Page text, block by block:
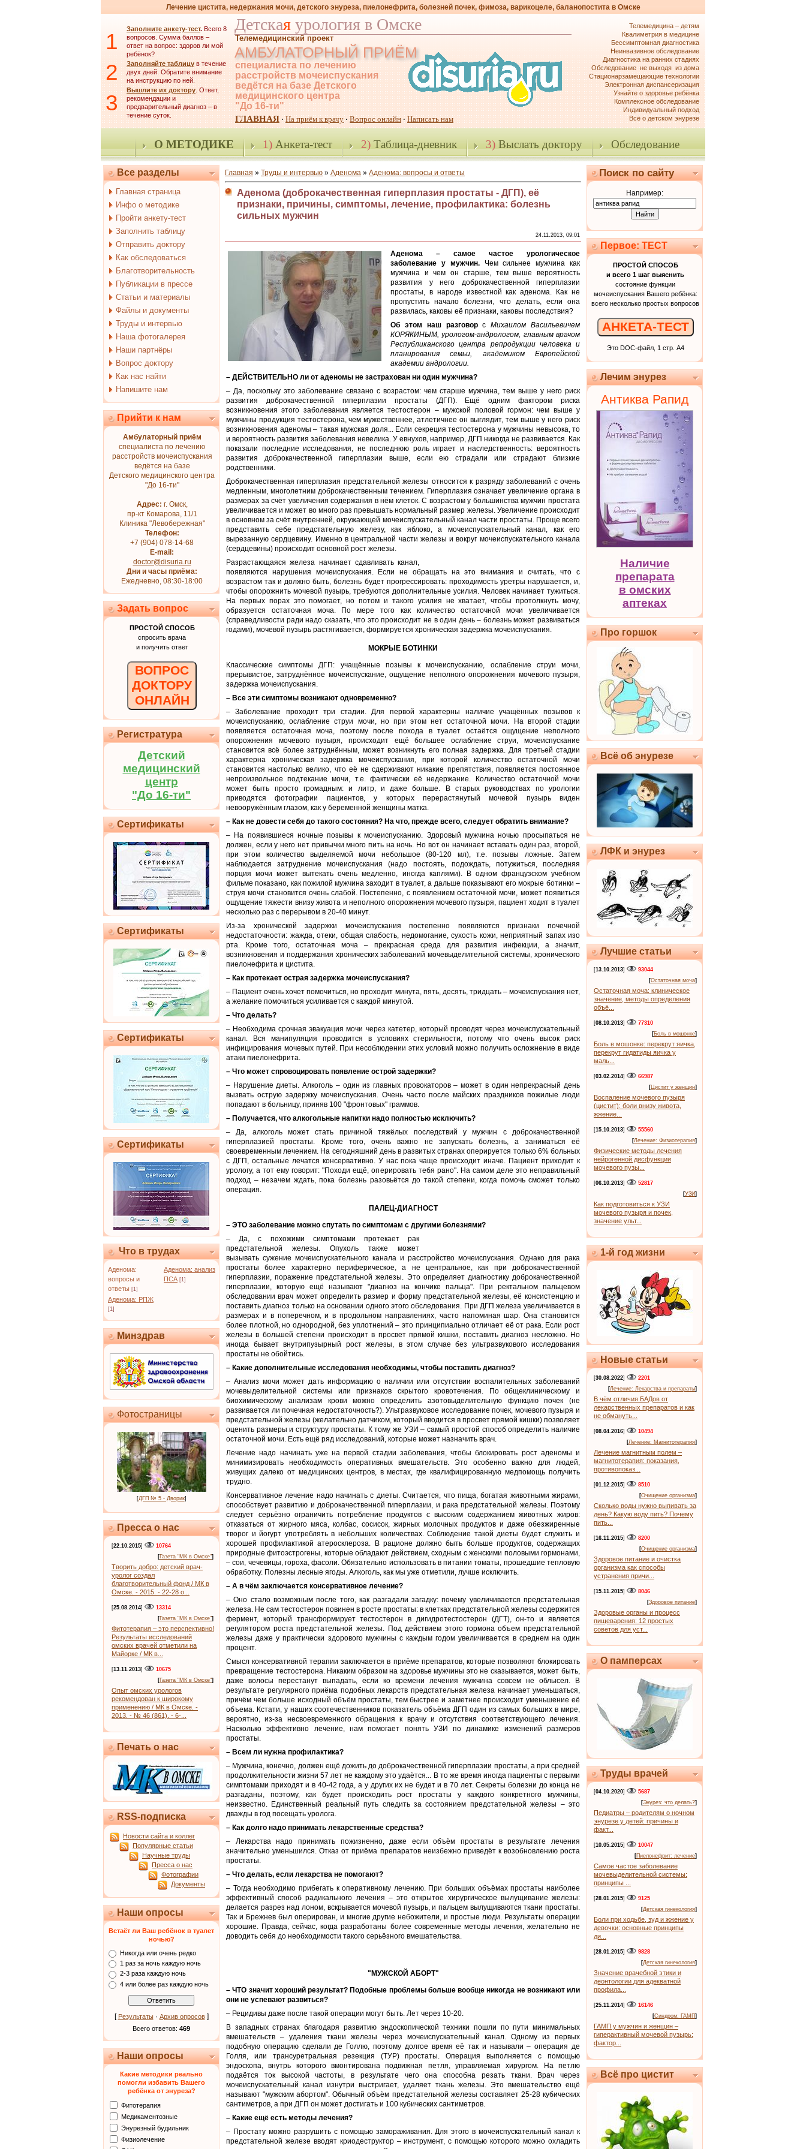
Лечение цистита, недержания мочи, детского энуреза, пиелонефрита, болезней почек, фимоза, варикоцеле, баланопостита в Омске
1 Заполните анкету-тест. Всего 8
вопросов. Сумма баллов –
ответ на вопрос: здоров ли мой
ребёнок?
2 Заполняйте таблицу в течение
двух дней. Обратите внимание
на инструкцию по ней.
3 Вышлите их доктору. Ответ,
рекомендации и
предварительный диагноз – в
течение суток.
Детская урология в Омске
Телемедицинский проект
АМБУЛАТОРНЫЙ ПРИЁМ
специалиста по лечению
расстройств мочеиспускания
ведётся на базе Детского
медицинского центра
"До 16-ти"
ГЛАВНАЯ · На приём к врачу · Вопрос онлайн · Написать нам
Телемедицина – детям
Квалиметрия в медицине
Бессимптомная диагностика
Неинвазивное обследование
Диагностика на ранних стадиях
Обследование не выходя из дома
Стационарзамещающие технологии
Электронная диспансеризация
Узнайте о здоровье ребёнка
Комплексное обследование
Индивидуальный подход
Всё о детском энурезе
О МЕТОДИКЕ 1)Анкета-тест 2)Таблица-дневник 3)Выслать доктору Обследование
Все разделы
Главная страница
Инфо о методике
Пройти анкету-тест
Заполнить таблицу
Отправить доктору
Как обследоваться
Благотворительность
Публикации в прессе
Статьи и материалы
Файлы и документы
Труды и интервью
Наша фотогалерея
Наши партнёры
Вопрос доктору
Как нас найти
Напишите нам
Прийти к нам
Амбулаторный приём
специалиста по лечению
расстройств мочеиспускания
ведётся на базе
Детского медицинского центра
"До 16-ти"
Адрес: г. Омск,
пр-кт Комарова, 11/1
Клиника "Левобережная"
Телефон:
+7 (904) 078-14-68
E-mail:
doctor@disuria.ru
Дни и часы приёма:
Ежедневно, 08:30-18:00
Задать вопрос
ПРОСТОЙ СПОСОБ
спросить врача
и получить ответ
ВОПРОС
ДОКТОРУ
ОНЛАЙН
Регистратура
Детский
медицинский
центр
"До 16-ти"
Сертификаты
Сертификаты
Сертификаты
Сертификаты
Что в трудах
Аденома:
вопросы и
ответы [1]
Аденома: анализ
ПСА [1]
Аденома: РПЖ
[1]
Минздрав
Фотостраницы
[ДГП № 5 - Дворик]
Пресса о нас
[22.10.2015]
10764
[Газета "МК в Омске"]
Творить добро: детский врач-
уролог создал
благотворительный фонд / МК в
Омске. - 2015. - 22-28 о...
[25.08.2014]
13314
[Газета "МК в Омске"]
Фитотерапия – это перспективно!
Результаты исследований
омских врачей отметили на
Майорке / МК в...
[13.11.2013]
10675
[Газета "МК в Омске"]
Опыт омских урологов
рекомендован к широкому
применению / МК в Омске. -
2013. - № 46 (861). - 6-...
Печать о нас
RSS-подписка
Новости сайта и коллег
Популярные статьи
Научные труды
Пресса о нас
Фотографии
Документы
Наши опросы
Встаёт ли Ваш ребёнок в туалет
ночью?
Никогда или очень редко
1 раз за ночь каждую ночь
2-3 раза каждую ночь
4 или более раз каждую ночь
[ Результаты· Архив опросов]
Всего ответов: 469
Наши опросы
Какие методики реально
помогли избавить Вашего
ребёнка от энуреза?
Фитотерапия
Медикаментозные
Энурезный будильник
Физиолечение
Главная » Труды и интервью » Аденома » Аденома: вопросы и ответы
Аденома (доброкачественная гиперплазия простаты - ДГП), её
признаки, причины, симптомы, лечение, профилактика: болезнь
сильных мужчин
24.11.2013, 09:01
Аденома – самое частое урологическое
заболевание у мужчин.Чем сильнее мужчина как
мужчина и чем он старше, тем выше вероятность
развития у него доброкачественной гиперплазии
простаты, в народе известной как аденома. Как не
пропустить начало болезни, что делать, если она
развилась, каковы её признаки, каковы последствия?
Об этом наш разговорсМихаилом Васильевичем
КОРЯКИНЫМ, урологом-андрологом, главным врачом
Республиканского центра репродукции человека и
планирования семьи, академиком Европейской
академии андрологии.
– ДЕЙСТВИТЕЛЬНО ли от аденомы не застрахован ни один мужчина?
– Да, поскольку это заболевание связано с возрастом: чем старше мужчина, тем выше у него риск
развития доброкачественной гиперплазии простаты (ДГП). Ещё одним фактором риска
возникновения этого заболевания является тестостерон – мужской половой гормон: чем выше у
мужчины продукция тестостерона, чем мужественнее, атлетичнее он выглядит, тем выше у него риск
возникновения аденомы – такая мужская доля... Если секреция тестостерона у мужчины невысока, то
и вероятность развития заболевания невелика. У евнухов, например, ДГП никогда не развивается. Как
показали последние исследования, не последнюю роль играет и наследственность: вероятность
развития доброкачественной гиперплазии выше, если ею страдали или страдают близкие
родственники.
Доброкачественная гиперплазия предстательной железы относится к разряду заболеваний с очень
медленным, многолетним доброкачественным течением. Гиперплазия означает увеличение органа в
размерах за счёт увеличения содержания в нём клеток. С возрастом у большинства мужчин простата
увеличивается и может во много раз превышать нормальный размер железы. Увеличение происходит
в основном за счёт внутренней, окружающей мочеиспускательный канал части простаты. Проще всего
представить себе предстательную железу, как яблоко, а мочеиспускательный канал, как его
вырезанную сердцевину. Именно в центральной части железы и вокруг мочеиспускательного канала
(сердцевины) происходит основной рост железы.
Разрастающаяся железа начинает сдавливать канал,
появляются нарушения мочеиспускания. Если не обращать на это внимания и считать, что с
возрастом так и должно быть, болезнь будет прогрессировать: проходимость уретры нарушается, и,
чтобы опорожнить мочевой пузырь, требуются дополнительные усилия. Человек начинает тужиться.
На первых порах это помогает, но потом и такого усилия не хватает, чтобы протолкнуть мочу,
образуется остаточная моча. По мере того как количество остаточной мочи увеличивается
(справедливости ради надо сказать, что это происходит не в один день – болезнь может развиваться
годами), мочевой пузырь растягивается, формируется хроническая задержка мочеиспускания.
МОКРЫЕ БОТИНКИ
Классические симптомы ДГП: учащённые позывы к мочеиспусканию, ослабление струи мочи,
прерывистое, затруднённое мочеиспускание, ощущение неполного опорожнения мочевого пузыря,
задержка мочеиспускания.
– Все эти симптомы возникают одновременно?
– Заболевание проходит три стадии. Для первой характерны наличие учащённых позывов к
мочеиспусканию, ослабление струи мочи, но при этом нет остаточной мочи. На второй стадии
появляется остаточная моча, поэтому после похода в туалет остаётся ощущение неполного
опорожнения мочевого пузыря, происходит ещё большее ослабление струи, мочеиспускание
становится всё более затруднённым, может возникнуть его полная задержка. Для третьей стадии
характерна хроническая задержка мочеиспускания, при которой количество остаточной мочи
становится настолько велико, что её не сдерживают никакие препятствия, появляется постоянное
непроизвольное подтекание мочи, т.е. фактически её недержание. Количество остаточной мочи
может быть просто громадным: и литр, и даже больше. В старых руководствах по урологии
приводятся фотографии пациентов, у которых перерастянутый мочевой пузырь виден
невооружённым глазом, как у беременной женщины матка.
– Как не довести себя до такого состояния? На что, прежде всего, следует обратить внимание?
– На появившиеся ночные позывы к мочеиспусканию. Здоровый мужчина ночью просыпаться не
должен, если у него нет привычки много пить на ночь. Но вот он начинает вставать один раз, второй,
при этом количество выделяемой мочи небольшое (80-120 мл), т.е. позывы ложные. Затем
наблюдается затруднение мочеиспускания (надо постоять, подождать, потужиться, последняя
порция мочи может вытекать очень медленно, иногда каплями). В одном французском учебном
фильме показано, как пожилой мужчина заходит в туалет, а дальше показывают его мокрые ботинки –
струя мочи становится очень слабой. Постепенно, с появлением остаточной мочи, может появиться
ощущение тяжести внизу живота и неполного опорожнения мочевого пузыря, пациент ходит в туалет
несколько раз с перерывом в 20-40 минут.
Из-за хронической задержки мочеиспускания постепенно появляются признаки почечной
недостаточности: жажда, отеки, общая слабость, недомогание, сухость кожи, неприятный запах изо
рта. Кроме того, остаточная моча – прекрасная среда для развития инфекции, а значит,
возникновения и поддержания хронических заболеваний мочевыделительной системы, хронического
пиелонефрита и цистита.
– Как протекает острая задержка мочеиспускания?
– Пациент очень хочет помочиться, но проходит минута, пять, десять, тридцать – мочеиспускания нет,
а желание помочиться усиливается с каждой минутой.
– Что делать?
– Необходима срочная эвакуация мочи через катетер, который проводят через мочеиспускательный
канал. Вся манипуляция проводится в условиях стерильности, потому что очень высок риск
инфицирования мочевых путей. При несоблюдении этих условий можно получить осложнение в виде
атаки пиелонефрита.
– Что может спровоцировать появление острой задержки?
– Нарушение диеты. Алкоголь – один из главных провокаторов – может в один непрекрасный день
вызвать острую задержку мочеиспускания. Очень часто после майских праздников пожилые люди
попадают в больницу, приняв 100 "фронтовых" граммов.
– Получается, что алкогольные напитки надо полностью исключить?
– Да, алкоголь может стать причиной тяжёлых последствий у мужчин с доброкачественной
гиперплазией простаты. Кроме того, очень важно не запускать болезнь, а заниматься её
своевременным лечением. На сегодняшний день в развитых странах оперируется только 6% больных
с ДГП, остальные лечатся консервативно. У нас пока чаще происходит иначе. Пациент приходит к
урологу, а тот ему говорит: "Походи ещё, оперировать тебя рано". На самом деле это неправильный
подход – незачем ждать, пока болезнь разовьётся до такой степени, когда помочь сможет только
операция.
ПАЛЕЦ-ДИАГНОСТ
– ЭТО заболевание можно спутать по симптомам с другими болезнями?
– Да, с похожими симптомами протекает рак
предстательной железы. Опухоль также может
вызывать сужение мочеиспускательного канала и расстройство мочеиспускания. Однако для рака
простаты более характерно периферическое, а не центральное, как при доброкачественной
гиперплазии, поражение предстательной железы. Это определяет диагностику доброкачественной
гиперплазии, которую ещё называют "диагноз на кончике пальца". При ректальном пальцевом
обследовании врач может определить размер и форму предстательной железы, её консистенцию и
поставить диагноз только на основании одного этого обследования. При ДГП железа увеличивается в
размерах и в поперечном, и в продольном направлениях, часто напоминая шар. Она становится
более плотной, но однородной, без уплотнений – это принципиально отличает её от рака. Если рост
железы в большей степени происходит в просвет прямой кишки, поставить диагноз несложно. Но
иногда бывает внутрипузырный рост железы, в этом случае без ультразвукового исследования
простаты не обойтись.
– Какие дополнительные исследования необходимы, чтобы поставить диагноз?
– Анализ мочи может дать информацию о наличии или отсутствии воспалительных заболеваний
мочевыделительной системы или признаков скрытого кровотечения. По общеклиническому и
биохимическому анализам крови можно определить азотовыделительную функцию почек (не
развивается ли почечная недостаточность?). Ультразвуковое исследование почек, мочевого пузыря и
предстательной железы (желательно датчиком, который вводится в просвет прямой кишки) позволяет
оценить размеры и структуру простаты. К тому же УЗИ – самый простой способ определить наличие
остаточной мочи. Есть ещё ряд исследований, которые может назначить врач.
Лечение надо начинать уже на первой стадии заболевания, чтобы блокировать рост аденомы и
минимизировать необходимость оперативных вмешательств. Это особенно важно для людей,
живущих далеко от медицинских центров, в местах, где квалифицированную медпомощь получить
трудно.
Консервативное лечение надо начинать с диеты. Считается, что пища, богатая животными жирами,
способствует развитию и доброкачественной гиперплазии, и рака предстательной железы. Поэтому
следует серьёзно ограничить потребление продуктов с высоким содержанием животных жиров:
отказаться от жирного мяса, колбас, сосисок, жирных молочных продуктов и даже обезжиренные
творог и йогурт употреблять в небольших количествах. Соблюдение такой диеты будет служить и
хорошей профилактикой атеросклероза. В рационе должно быть больше продуктов, содержащих
природные фитоэстрогены, которые обладают действием, сходным с женскими половыми гормонами,
– сои, чечевицы, гороха, фасоли. Обязательно использовать в питании томаты, прошедшие тепловую
обработку. Полезны лесные ягоды. Алкоголь, как мы уже отметили, лучше исключить.
– А в чём заключается консервативное лечение?
– Оно стало возможным после того, как разгадали загадку: почему увеличивается предстательная
железа. Не сам тестостерон повинен в росте простаты: в клетках предстательной железы содержится
фермент, который трансформирует тестостерон в дигидротестостерон (ДГТ), он-то и является
регулятором роста предстательной железы. Под действием этого гормона объем предстательной
железы даже у практически здорового мужчины с каждым годом увеличивается в среднем на один
процент.
Смысл консервативной терапии заключается в приёме препаратов, которые позволяют блокировать
превращение тестостерона. Никаким образом на здоровье мужчины это не сказывается, может быть,
даже волосы перестанут выпадать, если ко времени лечения мужчина совсем не облысел. В
результате регулярного приёма подобных лекарств предстательная железа начинает уменьшаться,
причём чем больше исходный объём простаты, тем быстрее и заметнее происходит уменьшение её
объема. Кстати, у наших соотечественников показатель объёма ДГП один из самых больших в мире,
вероятно, из-за несвоевременного обращения к врачу и отсутствия соответствующего лечения.
Насколько эффективно лечение, нам помогает понять УЗИ по динамике изменений размеров
простаты.
– Всем ли нужна профилактика?
– Мужчина, конечно, должен ещё дожить до доброкачественной гиперплазии простаты, а при средней
продолжительности жизни 57 лет не каждому это удаётся... В то же время иногда пациенты с первыми
симптомами приходят и в 40-42 года, а у других их не будет и в 70 лет. Секреты болезни до конца не
разгаданы, поэтому, как будет происходить рост простаты у каждого конкретного мужчины,
неизвестно. Единственный реальный путь следить за состоянием предстательной железы – это
дважды в год посещать уролога.
– Как долго надо принимать лекарственные средства?
– Лекарства надо принимать пожизненно, даже если объём простаты в результате лечения
значительно уменьшился. Отказ от приёма препаратов неизбежно приведёт к возобновлению роста
простаты.
– Что делать, если лекарства не помогают?
– Тогда необходимо прибегать к оперативному лечению. При больших объёмах простаты наиболее
эффективный способ радикального лечения – это открытое хирургическое вылущивание железы:
делается разрез над лоном, вскрывается мочевой пузырь, и пальцем вылущиваются ткани простаты.
Так и Брежнев был оперирован, и многие другие небожители, и простые люди. Результаты операции
хорошие. Правда, сейчас, когда разработаны более современные методы лечения, желательно не
доводить себя до необходимости такого серьёзного вмешательства.
"МУЖСКОЙ АБОРТ"
– ЧТО значит хороший результат? Подобные проблемы больше вообще никогда не возникают или
они не успевают развиться?
– Рецидивы даже после такой операции могут быть. Лет через 10-20.
В западных странах благодаря развитию эндоскопической техники пошли по пути минимальных
вмешательств – удаления ткани железы через мочеиспускательный канал. Одному из первых
подобную операцию сделали де Голлю, поэтому долгое время её так и называли – операция де
Голля, или трансуретральная резекция (ТУР) простаты. Операция выполняется с помощью
эндоскопа, внутрь которого вмонтирована подвижная петля, управляемая хирургом. На петлю
подаётся ток высокой частоты, в результате чего она способна резать ткани. Врач через
мочеиспускательный канал изнутри выстригает, удаляет ткань железы. Это вмешательство ещё
называют "мужским абортом". Обычный объём предстательной железы составляет 25-28 кубических
сантиметров, а при ДГП он может достигать и 100 кубических сантиметров.
– Какие ещё есть методы лечения?
– Простату можно разрушить с помощью замораживания. Для этого в мочеиспускательный канал к
предстательной железе вводят криодеструктор – инструмент, с помощью которого можно охладить
Поиск по сайту
Например:
Первое: ТЕСТ
ПРОСТОЙ СПОСОБ
и всего 1 шаг выяснить
состояние функции
мочеиспускания Вашего ребёнка:
всего несколько простых вопросов
АНКЕТА-ТЕСТ
Это DOC-файл, 1 стр. А4
Лечим энурез
Антиква Рапид
Наличие
препарата
в омских
аптеках
Про горшок
Всё об энурезе
ЛФК и энурез
Лучшие статьи
[13.10.2013]
93044
[Остаточная моча]
Остаточная моча: клиническое
значение, методы определения
объё...
[08.10.2013]
77310
[Боль в мошонке]
Боль в мошонке: перекрут яичка,
перекрут гидатиды яичка у
маль...
[03.02.2014]
66987
[Цистит у женщин]
Воспаление мочевого пузыря
(цистит): боли внизу живота,
жжение...
[15.10.2013]
55560
[Лечение: Физиотерапия]
Физические методы лечения
нейрогенной дисфункции
мочевого пузы...
[06.10.2013]
52817
[УЗИ]
Как подготовиться к УЗИ
мочевого пузыря и почек,
значение ульт...
1-й год жизни
Новые статьи
[30.08.2022]
2201
[Лечение: Лекарства и препараты]
В чём отличия БАДов от
лекарственных препаратов и как
не обмануть...
[08.04.2016]
10494
[Лечение: Магнитотерапия]
Лечение магнитным полем –
магнитотерапия: показания,
противопоказ...
[01.12.2015]
8510
[Очищение организма]
Сколько воды нужно выпивать за
день? Какую воду пить? Почему
пить...
[16.11.2015]
8200
[Очищение организма]
Здоровое питание и очистка
организма как способы
устранения причи...
[15.11.2015]
8046
[Здоровое питание]
Здоровые органы и процесс
пищеварения: 12 простых
советов для уст...
О памперсах
Труды врачей
[04.10.2020]
5687
[Энурез: что делать?]
Педиатры – родителям о ночном
энурезе у детей: причины и
факт...
[10.05.2015]
10047
[Пиелонефрит: лечение]
Самое частое заболевание
мочевыделительной системы:
принципы ...
[28.01.2015]
9125
[Детская гинекология]
Боли при ходьбе, зуд и жжение у
девочки: основные принципы
ди...
[28.01.2015]
9828
[Детская гинекология]
Значение врачебной этики и
деонтологии для адекватной
профила...
[25.11.2014]
16146
[Синдром: ГАМП]
ГАМП у мужчин и женщин –
гиперактивный мочевой пузырь:
фактор...
Всё про цистит